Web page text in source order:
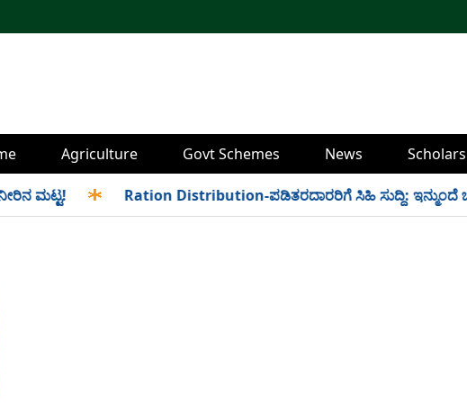
Agriculture Govt Schemes News
ಮಟ್ಟ! Ration Distribution-ಪಡಿತರದಾರರಿಗೆ ಸಿಹಿ ಸುದ್ದಿ: ಇನ್ಮುಂದೆ